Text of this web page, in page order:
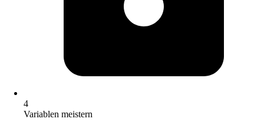
4
Variablen meistern